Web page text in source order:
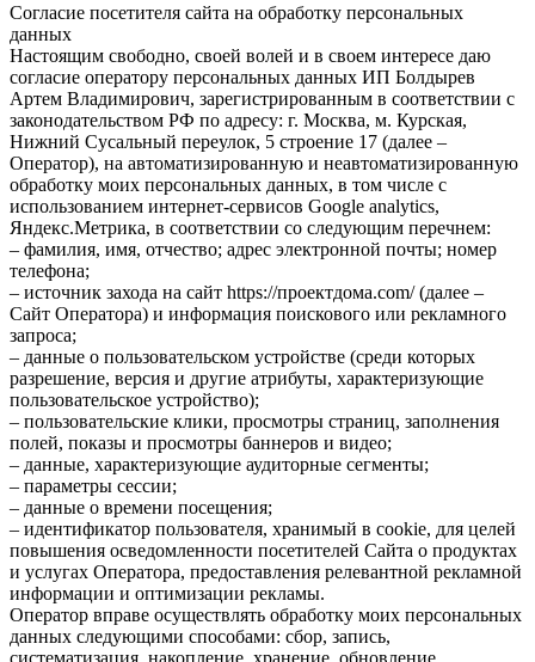
Согласие посетителя сайта на обработку персональных
данных
Настоящим свободно, своей волей и в своем интересе даю
согласие оператору персональных данных ИП Болдырев
Артем Владимирович, зарегистрированным в соответствии с
законодательством РФ по адресу: г. Москва, м. Курская,
Нижний Сусальный переулок, 5 строение 17 (далее –
Оператор), на автоматизированную и неавтоматизированную
обработку моих персональных данных, в том числе с
использованием интернет-сервисов Google analytics,
Яндекс.Метрика, в соответствии со следующим перечнем:
– фамилия, имя, отчество; адрес электронной почты; номер
телефона;
– источник захода на сайт https://проектдома.com/ (далее –
Сайт Оператора) и информация поискового или рекламного
запроса;
– данные о пользовательском устройстве (среди которых
разрешение, версия и другие атрибуты, характеризующие
пользовательское устройство);
– пользовательские клики, просмотры страниц, заполнения
полей, показы и просмотры баннеров и видео;
– данные, характеризующие аудиторные сегменты;
– параметры сессии;
– данные о времени посещения;
– идентификатор пользователя, хранимый в cookie, для целей
повышения осведомленности посетителей Сайта о продуктах
и услугах Оператора, предоставления релевантной рекламной
информации и оптимизации рекламы.
Оператор вправе осуществлять обработку моих персональных
данных следующими способами: сбор, запись,
систематизация, накопление, хранение, обновление,